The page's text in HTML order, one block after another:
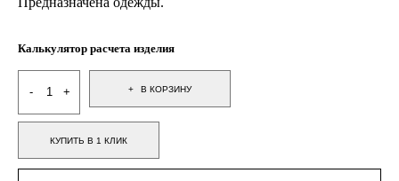
Калькулятор расчета изделия
В КОРЗИНУ
КУПИТЬ В 1 КЛИК